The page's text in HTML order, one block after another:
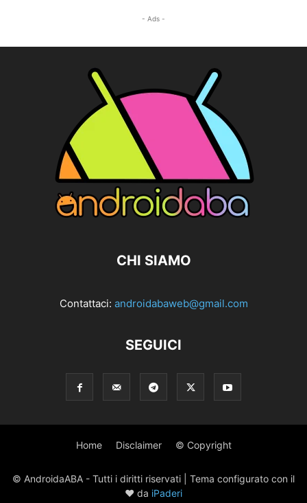
- Ads -
CHI SIAMO
Contattaci: androidabaweb@gmail.com
SEGUICI
Home Disclaimer © Copyright
© AndroidaABA - Tutti i diritti riservati | Tema configurato con il
♥ da iPaderi